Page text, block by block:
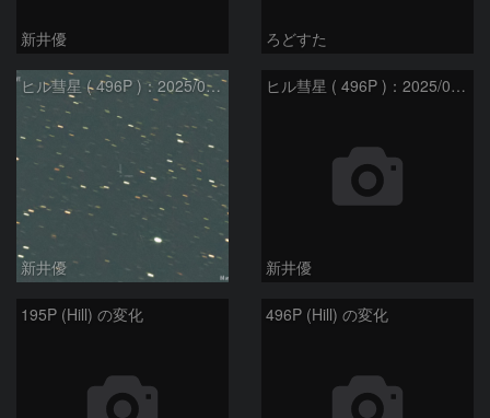
新井優 ろどすた
ヒル彗星 ( 496P )：2025/02/17
新井優
ヒル彗星 ( 496P )：2025/02/27
新井優
195P (Hill) の変化 496P (Hill) の変化